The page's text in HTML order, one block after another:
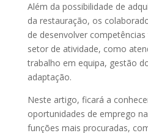
Além da possibilidade de
da restauração, os
de desenvolver
setor de atividade, como
trabalho em equipa, gestão
adaptação.
Neste artigo, ficará a
oportunidades de emprego
funções mais procuradas,